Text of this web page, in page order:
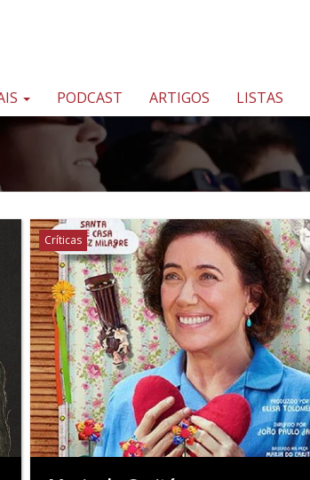
PODCAST ARTIGOS LISTAS
Críticas